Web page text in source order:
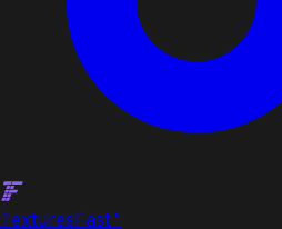
TexturesFast™